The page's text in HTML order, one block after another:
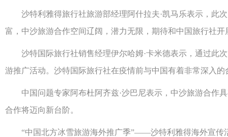
沙特利雅得旅行社旅游部经理阿什拉夫·凯马乐表示，此次
富，中沙旅游合作空间辽阔，潜力无限，期待和中国旅行社开
沙特国际旅行社销售经理伊尔哈姆·卡米德表示，通过此次
游推广活动。沙特国际旅行社在疫情前与中国有着非常深入
中国问题专家阿布杜阿齐兹·沙巴尼表示，中沙旅游合作具
合作将迈向新台阶。
“中国北方冰雪旅游海外推广季”——沙特利雅得海外宣传活